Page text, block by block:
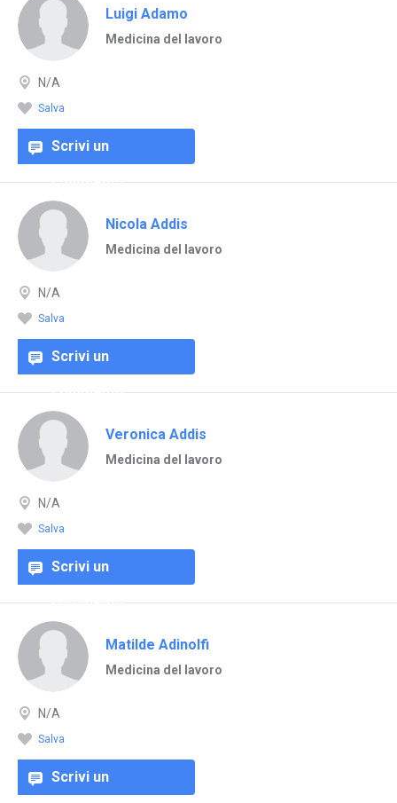
Luigi Adamo
Medicina del lavoro
N/A
Salva
Scrivi un
commento
Nicola Addis
Medicina del lavoro
N/A
Salva
Scrivi un
commento
Veronica Addis
Medicina del lavoro
N/A
Salva
Scrivi un
commento
Matilde Adinolfi
Medicina del lavoro
N/A
Salva
Scrivi un